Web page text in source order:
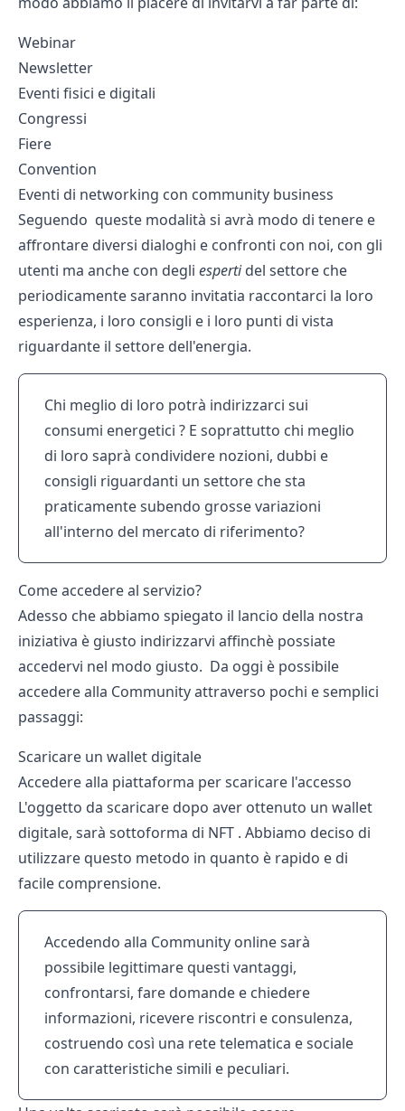
Webinar
Newsletter
Eventi fisici e digitali
Congressi
Fiere
Convention
Eventi di networking con community business
Seguendo queste modalità si avrà modo di tenere e
affrontare diversi dialoghi e confronti con noi, con gli
utenti ma anche con degli espertidel settore che
periodicamente saranno invitatia raccontarci la loro
esperienza, i loro consigli e i loro punti di vista
riguardante il settore dell'energia.
Chi meglio di loro potrà indirizzarci sui
consumi energetici ? E soprattutto chi meglio
di loro saprà condividere nozioni, dubbi e
consigli riguardanti un settore che sta
praticamente subendo grosse variazioni
all'interno del mercato di riferimento?
Come accedere al servizio?
Adesso che abbiamo spiegato il lancio della nostra
iniziativa è giusto indirizzarvi affinchè possiate
accedervi nel modo giusto. Da oggi è possibile
accedere alla Community attraverso pochi e semplici
passaggi:
Scaricare un wallet digitale
Accedere alla piattaforma per scaricare l'accesso
L'oggetto da scaricare dopo aver ottenuto un wallet
digitale, sarà sottoforma di NFT . Abbiamo deciso di
utilizzare questo metodo in quanto è rapido e di
facile comprensione.
Accedendo alla Community online sarà
possibile legittimare questi vantaggi,
confrontarsi, fare domande e chiedere
informazioni, ricevere riscontri e consulenza,
costruendo così una rete telematica e sociale
con caratteristiche simili e peculiari.